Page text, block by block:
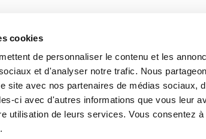
cookies
de personnaliser le contenu et les
et d'analyser notre trafic. Nous
site avec nos partenaires de médias sociaux,
ci avec d'autres informations que vous leur
utilisation de leurs services. Vous consentez